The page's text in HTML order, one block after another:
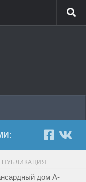
дом A-